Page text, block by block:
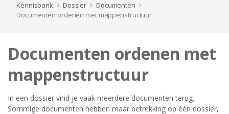
Kennisbank Dossier
Documenten
Documenten ordenen met mappenstructuur
Documenten ordenen met
mappenstructuur
In een dossier vind je vaak meerdere documenten terug.
Sommige documenten hebben maar betrekking op één dossier,